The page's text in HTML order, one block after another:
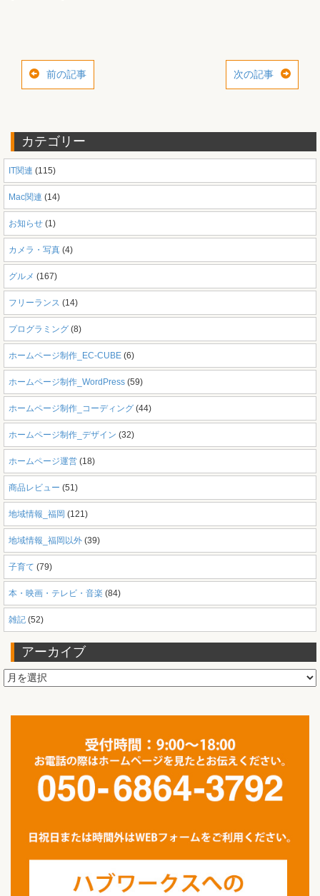
前の記事 次の記事
カテゴリー
IT関連 (115)
Mac関連 (14)
お知らせ (1)
カメラ・写真 (4)
グルメ (167)
フリーランス (14)
プログラミング (8)
ホームページ制作_EC-CUBE (6)
ホームページ制作_WordPress (59)
ホームページ制作_コーディング (44)
ホームページ制作_デザイン (32)
ホームページ運営 (18)
商品レビュー (51)
地域情報_福岡 (121)
地域情報_福岡以外 (39)
子育て (79)
本・映画・テレビ・音楽 (84)
雑記 (52)
アーカイブ
ア
ー
イ